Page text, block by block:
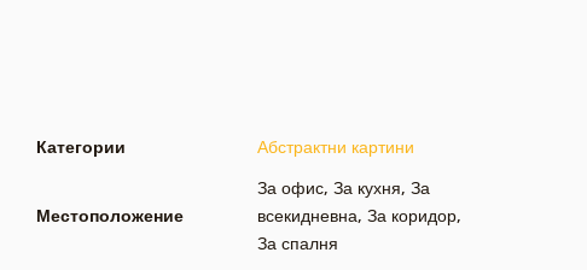
Категории Абстрактни картини
Местоположение
За офис, За кухня, За
всекидневна, За коридор,
За спалня